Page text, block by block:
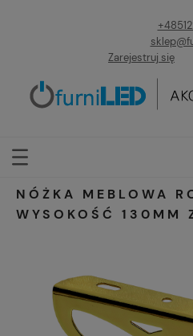
Zarejestruj się
NÓŻKA MEBLOWA
WYSOKOŚĆ 130MM